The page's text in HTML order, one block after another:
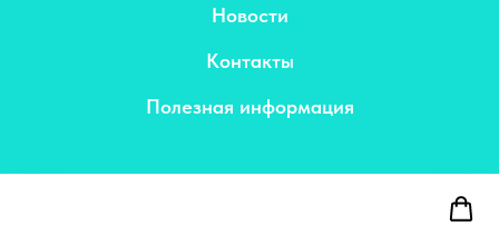
Новости
Контакты
Полезная информация